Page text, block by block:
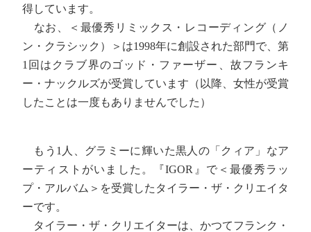
得しています。
なお、＜最優秀リミックス・レコーディング（ノ
ン・クラシック）＞は1998年に創設された部門で、第
1回はクラブ界のゴッド・ファーザー、故フランキ
ー・ナックルズが受賞しています（以降、女性が受賞
したことは一度もありませんでした）
もう1人、グラミーに輝いた黒人の「クィア」なア
ーティストがいました。『IGOR』で＜最優秀ラッ
プ・アルバム＞を受賞したタイラー・ザ・クリエイタ
ーです。
タイラー・ザ・クリエイターは、かつてフランク・